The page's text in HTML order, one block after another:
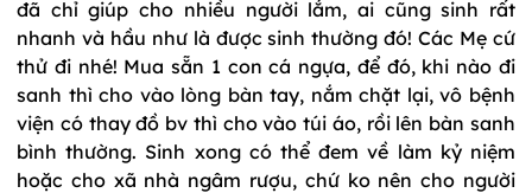
đã chỉ giúp cho nhiều người lắm, ai cũng sinh rất
nhanh và hầu như là được sinh thường đó! Các Mẹ cứ
thử đi nhé! Mua sẵn 1 con cá ngựa, để đó, khi nào đi
sanh thì cho vào lòng bàn tay, nắm chặt lại, vô bệnh
viện có thay đồ bv thì cho vào túi áo, rồi lên bàn sanh
bình thường. Sinh xong có thể đem về làm kỷ niệm
hoặc cho xã nhà ngâm rượu, chứ ko nên cho người